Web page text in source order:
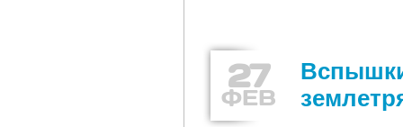
27
ФЕВ